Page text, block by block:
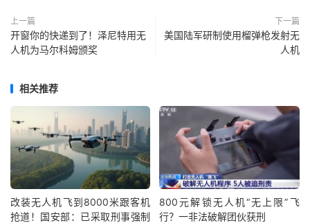
上一篇
开窗你的快递到了！泽尼特用无
人机为马尔科姆颁奖
下一篇
美国陆军研制使用榴弹枪发射无
人机
相关推荐
改装无人机飞到8000米跟客机
抢道！国安部：已采取刑事强制
800元解锁无人机“无上限”飞
行？一非法破解团伙获刑